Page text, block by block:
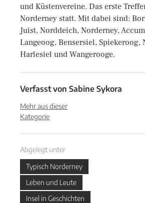
und Küstenvereine. Das erste
Norderney statt. Mit dabei sind:
Juist, Norddeich, Norderney,
Langeoog, Bensersiel, Spiekeroog,
Harlesiel und Wangerooge.
Verfasst von Sabine Sykora
Mehr aus dieser
Kategorie
Abgelegt unter
Typisch Norderney
Leben und Leute
Insel in Geschichten